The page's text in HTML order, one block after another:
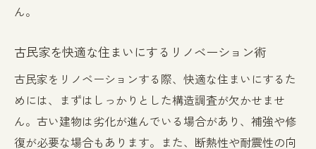
ん。
古民家を快適な住まいにするリノベーション術
古民家をリノベーションする際、快適な住まいにするた
めには、まずはしっかりとした構造調査が欠かせませ
ん。古い建物は劣化が進んでいる場合があり、補強や修
復が必要な場合もあります。また、断熱性や耐震性の向